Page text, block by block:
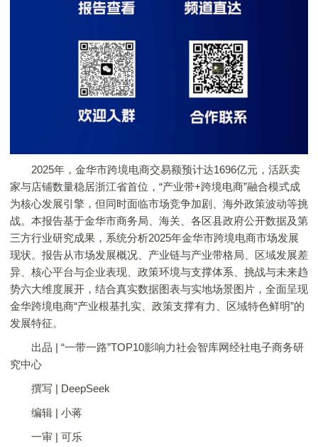
2025年，金华市跨境电商交易额预计达1696亿元，活跃卖
家与店铺数量稳居浙江省首位，“产业带+跨境电商”融合模式成
为核心发展引擎，但同时面临市场竞争加剧、海外政策波动等挑
战。本报告基于金华市商务局、海关、各区县政府公开数据及第
三方行业研究成果，系统分析2025年金华市跨境电商市场发展
现状。报告从市场发展概况、产业链与产业带格局、区域发展差
异、核心平台与企业表现、政策环境与支撑体系、挑战与未来趋
势六大维度展开，结合真实数据图表与实地场景图片，全面呈现
金华跨境电商“产业根基扎实、政策支撑有力、区域特色鲜明”的
发展特征。
出品 | “一带一路”TOP10影响力社会智库网经社电子商务研
究中心
撰写 | DeepSeek
编辑 | 小蒋
一审 | 可乐